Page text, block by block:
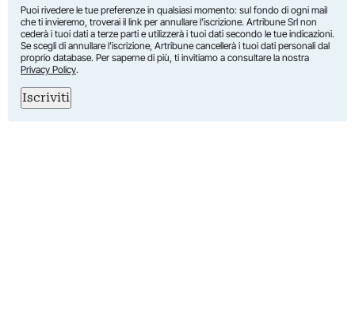
Puoi rivedere le tue preferenze in qualsiasi momento: sul fondo di ogni mail
che ti invieremo, troverai il link per annullare l’iscrizione. Artribune Srl non
cederà i tuoi dati a terze parti e utilizzerà i tuoi dati secondo le tue indicazioni.
Se scegli di annullare l’iscrizione, Artribune cancellerà i tuoi dati personali dal
proprio database. Per saperne di più, ti invitiamo a consultare la nostra
Privacy Policy.
Iscriviti